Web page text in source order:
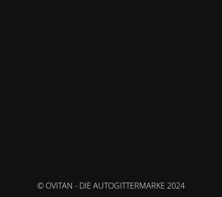
© OVITAN - DIE AUTOGITTERMARKE 2024